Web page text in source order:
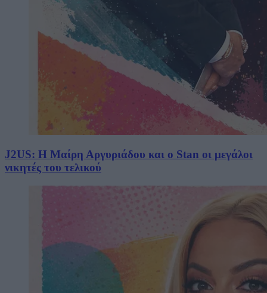
J2US: Η Μαίρη Αργυριάδου και ο Stan οι μεγάλοι
νικητές του τελικού